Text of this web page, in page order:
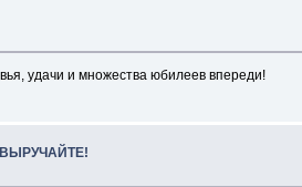
удачи и множества юбилеев впереди!
ВЫРУЧАЙТЕ!